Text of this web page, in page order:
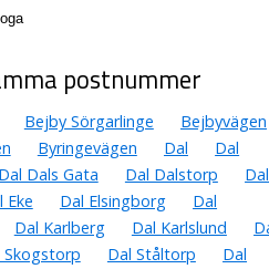
postnummer
Bejby Sörgarlinge
Bejbyvägen
Byringevägen Dal
Dal
Dal Dals Gata Dal Dalstorp
Dal
Eke Dal Elsingborg
Dal
Dal Karlberg Dal Karlslund
Skogstorp Dal Ståltorp
Dal